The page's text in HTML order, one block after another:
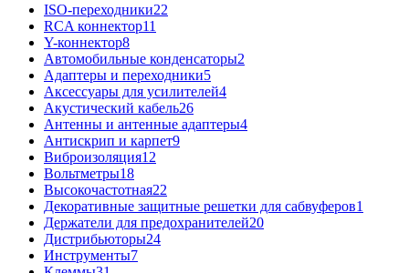
ISO-переходники22
RCA коннектор11
Y-коннектор8
Автомобильные конденсаторы2
Адаптеры и переходники5
Аксессуары для усилителей4
Акустический кабель26
Антенны и антенные адаптеры4
Антискрип и карпет9
Виброизоляция12
Вольтметры18
Высокочастотная22
Декоративные защитные решетки для сабвуферов1
Держатели для предохранителей20
Дистрибьюторы24
Инструменты7